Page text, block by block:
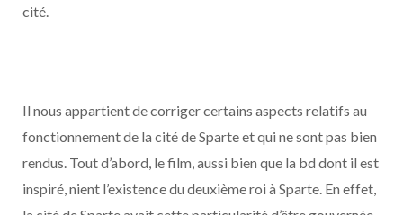
cité.
Il nous appartient de corriger certains aspects relatifs au
fonctionnement de la cité de Sparte et qui ne sont pas bien
rendus. Tout d’abord, le film, aussi bien que la bd dont il est
inspiré, nient l’existence du deuxième roi à Sparte. En effet,